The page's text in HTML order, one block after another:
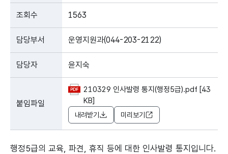
조회수 1563
담당부서 운영지원과(044-203-2122)
담당자 윤지숙
붙임파일
210329 인사발령 통지(행정5급).pdf [43
KB]
내려받기 미리보기
행정5급의 교육, 파견, 휴직 등에 대한 인사발령 통지입니다.